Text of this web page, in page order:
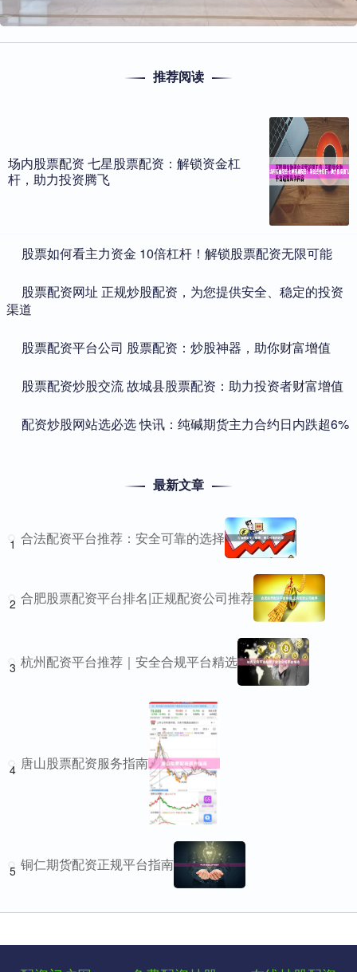
推荐阅读
场内股票配资 七星股票配资：解锁资金杠
杆，助力投资腾飞
​股票如何看主力资金 10倍杠杆！解锁股票配资无限可能
​股票配资网址 正规炒股配资，为您提供安全、稳定的投资
渠道
​股票配资平台公司 股票配资：炒股神器，助你财富增值
​股票配资炒股交流 故城县股票配资：助力投资者财富增值
​配资炒股网站选必选 快讯：纯碱期货主力合约日内跌超6%
最新文章
1 合法配资平台推荐：安全可靠的选择
2 合肥股票配资平台排名|正规配资公司推荐
3 杭州配资平台推荐｜安全合规平台精选
4 唐山股票配资服务指南
5 铜仁期货配资正规平台指南